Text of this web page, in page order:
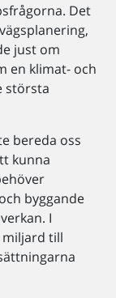
Det
just om
en klimat- och
största
bereda oss
kunna
byggande
I
miljard till